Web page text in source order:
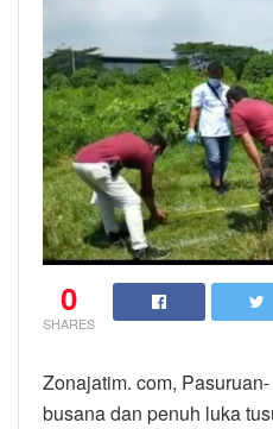
0
SHARES
Zonajatim. com,
busana dan penuh luka